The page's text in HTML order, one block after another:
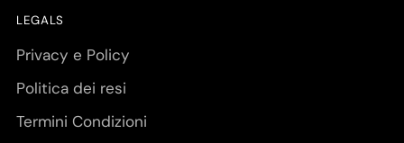
LEGALS
Privacy e Policy
Politica dei resi
Termini Condizioni